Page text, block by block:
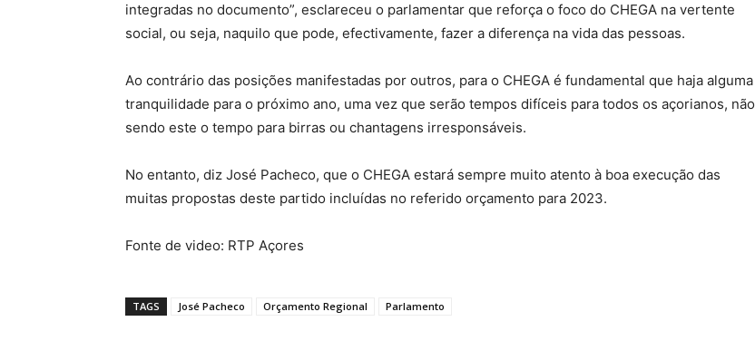
integradas no documento”, esclareceu o parlamentar que reforça o foco do CHEGA na vertente
social, ou seja, naquilo que pode, efectivamente, fazer a diferença na vida das pessoas.
Ao contrário das posições manifestadas por outros, para o CHEGA é fundamental que haja alguma
tranquilidade para o próximo ano, uma vez que serão tempos difíceis para todos os açorianos, não
sendo este o tempo para birras ou chantagens irresponsáveis.
No entanto, diz José Pacheco, que o CHEGA estará sempre muito atento à boa execução das
muitas propostas deste partido incluídas no referido orçamento para 2023.
Fonte de video: RTP Açores
TAGS José Pacheco Orçamento Regional Parlamento